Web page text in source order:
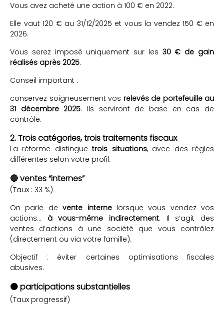
Vous avez acheté une action à 100 € en 2022.
Elle vaut 120 € au 31/12/2025 et vous la vendez 150 € en
2026.
Vous serez imposé uniquement sur les 30 € de gain
réalisés après 2025.
Conseil important :
conservez soigneusement vos relevés de portefeuille au
31 décembre 2025. Ils serviront de base en cas de
contrôle.
2. Trois catégories, trois traitements fiscaux
La réforme distinguetrois situations, avec des règles
différentes selon votre profil.
🔴 ventes “internes”
(Taux : 33 %)
On parle devente internelorsque vous vendez vos
actions… à vous-même indirectement. Il s’agit des
ventes d’actions à une société que vous contrôlez
(directement ou via votre famille).
Objectif : éviter certaines optimisations fiscales
abusives.
🟠 participations substantielles
(Taux progressif)